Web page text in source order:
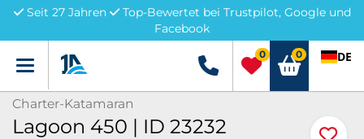
Seit 27 Jahren
Top-Bewertet bei Trustpilot, Google und
Facebook
Menü +49 5741 3222690
0 0 DE
Charter-Katamaran
Lagoon 450 | ID 23232